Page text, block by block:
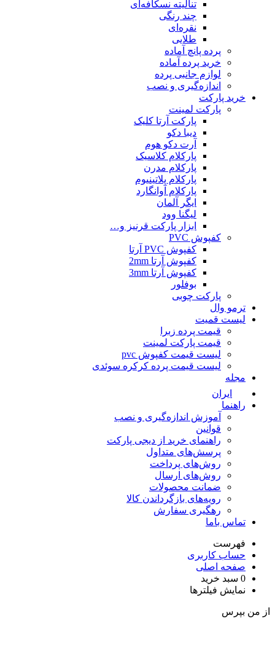
تنالیته نسکافه‌ای
چند رنگی
نقره‌ای
طلایی
پرده پانچ آماده
خرید پرده آماده
لوازم جانبی پرده
اندازه‌گیری و نصب
خرید پارکت
پارکت لمینت
پارکت آرتا کلیک
دیبا دکو
آرت دکو هوم
پارکلام کلاسیک
پارکلام مدرن
پارکلام پلاتینیوم
پارکلام آوانگارد
ایگر آلمان
لیگنا وود
ابزار پارکت قرنیز و…
کفپوش PVC
کفپوش PVC آرتا
کفپوش آرتا 2mm
کفپوش آرتا 3mm
بوفلور
پارکت چوبی
ترمو وال
لیست قمیت
قیمت پرده زبرا
قیمت پارکت لمینت
لیست قیمت کفپوش pvc
لیست قیمت پرده کرکره سوئدی
مجله
ایران
راهنما
آموزش اندازه‌گیری و نصب
قوانین
راهنمای خرید از دیجی پارکت
پرسش‌های متداول
روش‌های پرداخت
روش‌های ارسال
ضمانت محصولات
رویه‌های بازگرداندن کالا
رهگیری سفارش
تماس باما
فهرست
حساب کاربری
صفحه اصلی
سبد خرید
نمایش فیلترها
من بپرس